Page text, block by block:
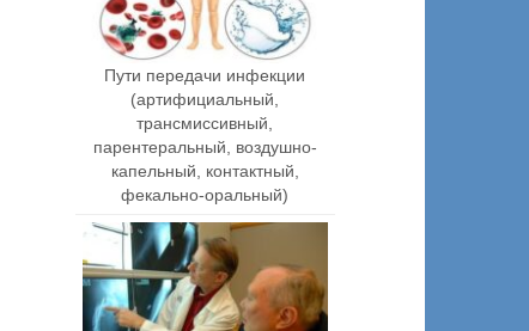
Пути передачи инфекции
(артифициальный,
трансмиссивный,
парентеральный, воздушно-
капельный, контактный,
фекально-оральный)